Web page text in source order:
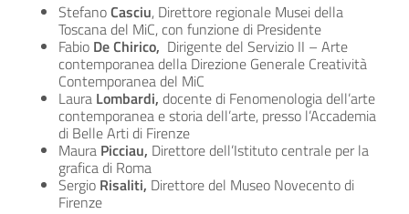
StefanoCasciu, Direttore regionale Musei della
Toscana del MiC, con funzione di Presidente
Fabio De Chirico, Dirigente del Servizio II – Arte
contemporanea della Direzione Generale Creatività
Contemporanea del MiC
Laura Lombardi, docente di Fenomenologia dell’arte
contemporanea e storia dell’arte, presso l’Accademia
di Belle Arti di Firenze
Maura Picciau, Direttore dell’Istituto centrale per la
grafica di Roma
Sergio Risaliti, Direttore del Museo Novecento di
Firenze